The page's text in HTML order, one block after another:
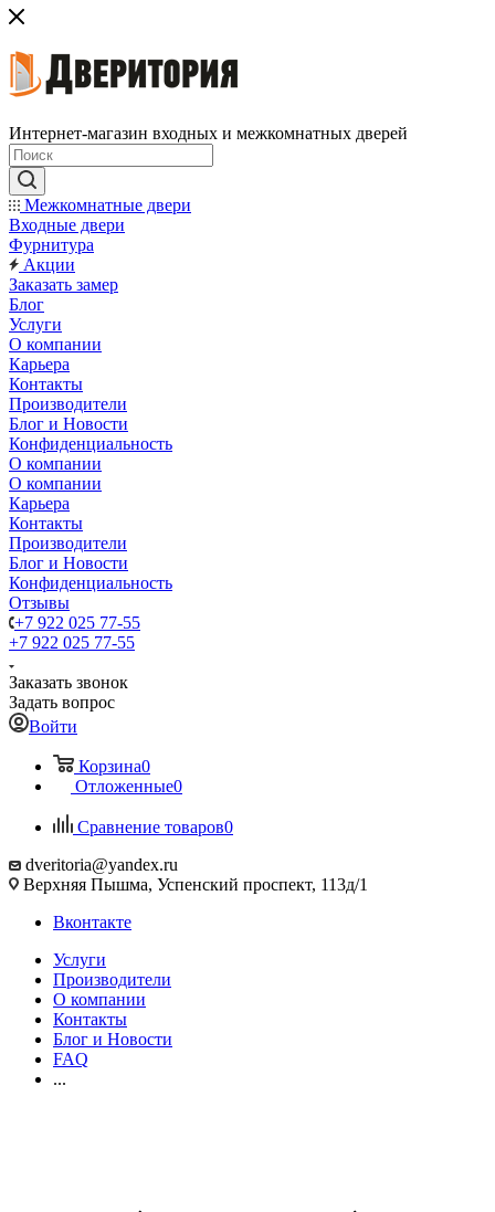
Интернет-магазин входных и межкомнатных дверей
Межкомнатные двери
Входные двери
Фурнитура
Акции
Заказать замер
Блог
Услуги
О компании
Карьера
Контакты
Производители
Блог и Новости
Конфиденциальность
О компании
О компании
Карьера
Контакты
Производители
Блог и Новости
Конфиденциальность
Отзывы
+7 922 025 77-55
+7 922 025 77-55
Заказать звонок
Задать вопрос
Войти
Корзина0
Отложенные0
Сравнение товаров0
dveritoria@yandex.ru
Верхняя Пышма, Успенский проспект, 113д/1
Вконтакте
Услуги
Производители
О компании
Контакты
Блог и Новости
FAQ
...